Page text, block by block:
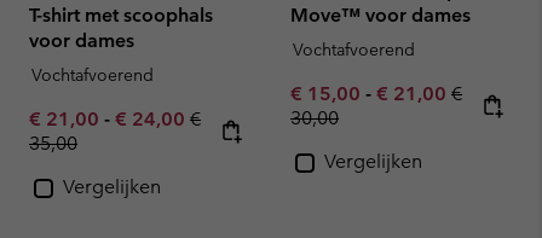
T-shirt met scoophals
voor dames
Vochtafvoerend
Minimum sale price:
€ 21,00 - Maximum sale price:
€ 24,00 Regular price:
€
35,00
Vergelijken
Move™ voor dames
Vochtafvoerend
Minimum sale price:
€ 15,00 - Maximum sale
€ 21,00 Regular
€
30,00
Vergelijken